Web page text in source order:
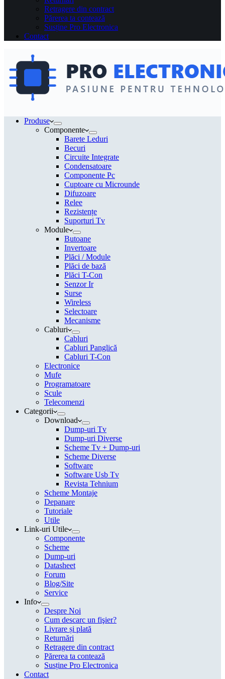
Retragere din contract
Părerea ta contează
Susține Pro Electronica
Contact
Produse
Componente
Barete Leduri
Becuri
Circuite Integrate
Condensatoare
Componente Pc
Cuptoare cu Microunde
Difuzoare
Relee
Rezistențe
Suporturi Tv
Module
Butoane
Invertoare
Plăci / Module
Plăci de bază
Plăci T-Con
Senzor Ir
Surse
Wireless
Selectoare
Mecanisme
Cabluri
Cabluri
Cabluri Panglică
Cabluri T-Con
Electronice
Mufe
Programatoare
Scule
Telecomenzi
Categorii
Download
Dump-uri Tv
Dump-uri Diverse
Scheme Tv + Dump-uri
Scheme Diverse
Software
Software Usb Tv
Revista Tehnium
Scheme Montaje
Depanare
Tutoriale
Utile
Link-uri Utile
Componente
Scheme
Dump-uri
Datasheet
Forum
Blog/Site
Service
Info
Despre Noi
Cum descarc un fişier?
Livrare și plată
Returnări
Retragere din contract
Părerea ta contează
Susține Pro Electronica
Contact